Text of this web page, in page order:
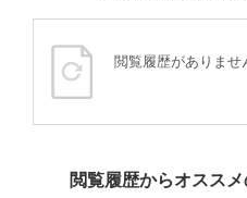
閲覧履歴がありませ
閲覧履歴からオスス